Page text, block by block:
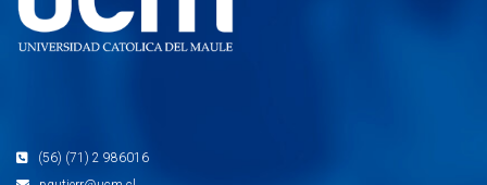
(56) (71) 2 986016